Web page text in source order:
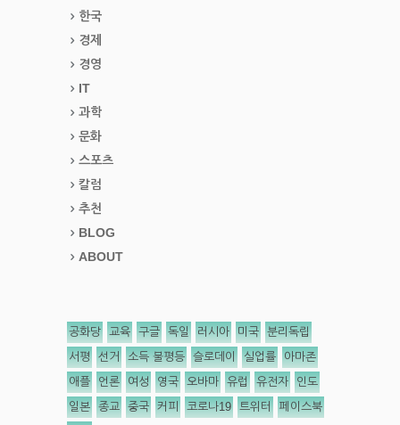
한국
경제
경영
IT
과학
문화
스포츠
칼럼
추천
BLOG
ABOUT
공화당 교육 구글 독일 러시아 미국 분리독립
서평 선거 소득 불평등 슬로데이 실업률 아마존
애플 언론 여성 영국 오바마 유럽 유전자 인도
일본 종교 중국 커피 코로나19 트위터 페이스북